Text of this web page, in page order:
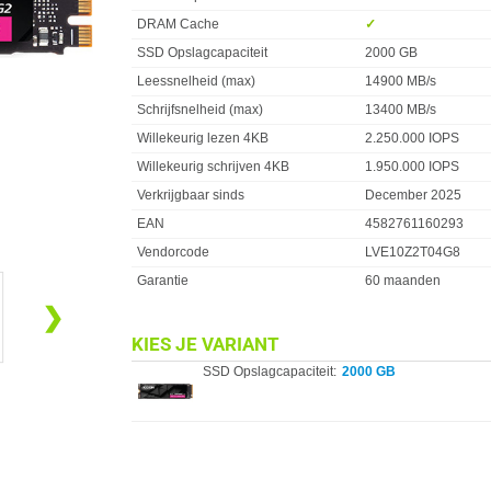
❯
DRAM Cache
✓︎
SSD Opslagcapaciteit
2000 GB
Leessnelheid (max)
14900 MB/s
Schrijfsnelheid (max)
13400 MB/s
Willekeurig lezen 4KB
2.250.000 IOPS
Willekeurig schrijven 4KB
1.950.000 IOPS
Verkrijgbaar sinds
December 2025
EAN
4582761160293
Vendorcode
LVE10Z2T04G8
Garantie
60 maanden
KIES JE VARIANT
SSD Opslagcapaciteit: 2000 GB